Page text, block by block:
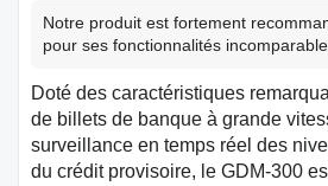
Notre produit est fortement
pour ses fonctionnalités
Doté des caractéristiques
de billets de banque à grande
surveillance en temps réel des
du crédit provisoire, le GDM-300